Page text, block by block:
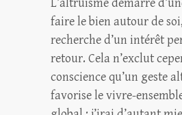
faire le bien autour de
recherche d’un intérêt
retour. Cela n’exclut
conscience qu’un geste
favorise le vivre-